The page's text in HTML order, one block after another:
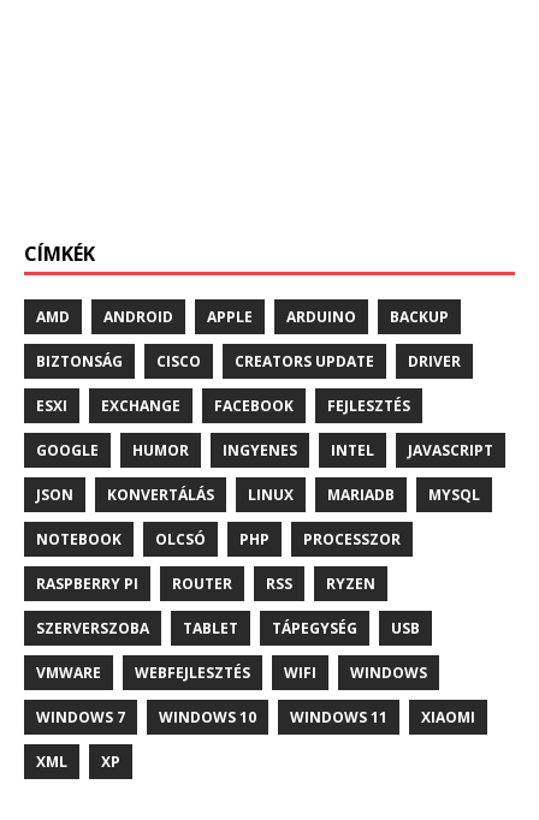
CÍMKÉK
AMD ANDROID APPLE ARDUINO BACKUP
BIZTONSÁG CISCO CREATORS UPDATE DRIVER
ESXI EXCHANGE FACEBOOK FEJLESZTÉS
GOOGLE HUMOR INGYENES INTEL JAVASCRIPT
JSON KONVERTÁLÁS LINUX MARIADB MYSQL
NOTEBOOK OLCSÓ PHP PROCESSZOR
RASPBERRY PI ROUTER RSS RYZEN
SZERVERSZOBA TABLET TÁPEGYSÉG USB
VMWARE WEBFEJLESZTÉS WIFI WINDOWS
WINDOWS 7 WINDOWS 10 WINDOWS 11 XIAOMI
XML XP